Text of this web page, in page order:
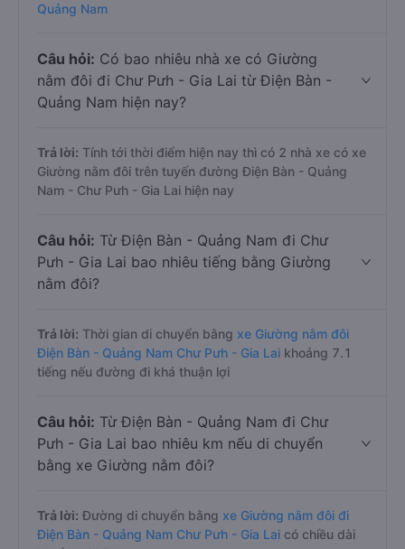
Quảng Nam
Câu hỏi: Có bao nhiêu nhà xe có Giường
nằm đôi đi Chư Pưh - Gia Lai từ Điện Bàn -
Quảng Nam hiện nay?
Trả lời: Tính tới thời điểm hiện nay thì có 2 nhà xe có xe
Giường nằm đôi trên tuyến đường Điện Bàn - Quảng
Nam - Chư Pưh - Gia Lai hiện nay
Câu hỏi: Từ Điện Bàn - Quảng Nam đi Chư
Pưh - Gia Lai bao nhiêu tiếng bằng Giường
nằm đôi?
Trả lời: Thời gian di chuyển bằng xe Giường nằm đôi
Điện Bàn - Quảng Nam Chư Pưh - Gia Lai khoảng 7.1
tiếng nếu đường đi khá thuận lợi
Câu hỏi: Từ Điện Bàn - Quảng Nam đi Chư
Pưh - Gia Lai bao nhiêu km nếu di chuyển
bằng xe Giường nằm đôi?
Trả lời: Đường di chuyển bằng xe Giường nằm đôi đi
Điện Bàn - Quảng Nam Chư Pưh - Gia Lai có chiều dài